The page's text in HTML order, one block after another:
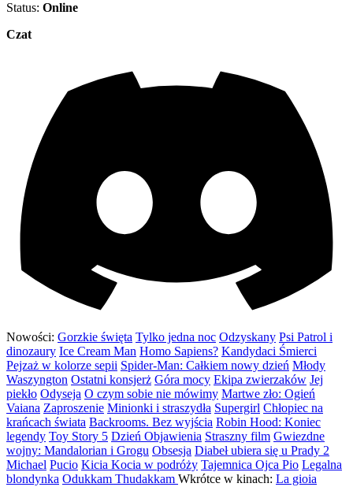
Status: Online
Czat
Nowości: Gorzkie święta Tylko jedna noc Odzyskany Psi Patrol i
dinozaury Ice Cream Man Homo Sapiens? Kandydaci Śmierci
Pejzaż w kolorze sepii Spider-Man: Całkiem nowy dzień Młody
Waszyngton Ostatni konsjerż Góra mocy Ekipa zwierzaków Jej
piekło Odyseja O czym sobie nie mówimy Martwe zło: Ogień
Vaiana Zaproszenie Minionki i straszydła Supergirl Chłopiec na
krańcach świata Backrooms. Bez wyjścia Robin Hood: Koniec
legendy Toy Story 5 Dzień Objawienia Straszny film Gwiezdne
wojny: Mandalorian i Grogu Obsesja Diabeł ubiera się u Prady 2
Michael Pucio Kicia Kocia w podróży Tajemnica Ojca Pio Legalna
blondynka Odukkam Thudakkam Wkrótce w kinach: La gioia